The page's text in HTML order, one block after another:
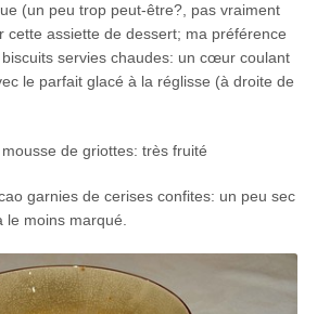
(un peu trop peut-être?, pas vraiment
cette assiette de dessert; ma préférence
servies chaudes: un cœur coulant
le parfait glacé à la réglisse (à droite de
de griottes: très fruité
garnies de cerises confites: un peu sec
le moins marqué.